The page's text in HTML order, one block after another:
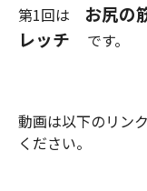
第1回は お尻の
レッチ
です。
動画は以下のリン
ください。